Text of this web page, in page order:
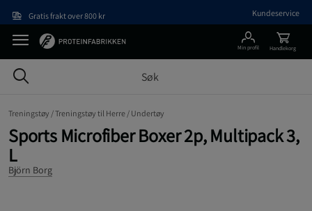
Gratis frakt over 800 kr Kundeservice
Min profil Handlekorg
Treningstøy /Treningstøy til Herre / Undertøy
Sports Microfiber Boxer 2p, Multipack 3,
L
Björn Borg